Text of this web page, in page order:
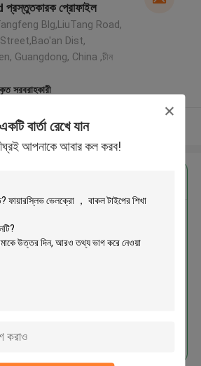
একটি বার্তা রেখে যান
আপনাকে আবার কল করব!
প্রোফাইল
Blg,LiuTang Road,
Dist,
Guangdong, China ,চীন
সরবরাহকারী
আরো দেখুন
ফায়ারস্লিভ ভেলক্রো ， বাকল টাইপের শিখা
retardant হাতা